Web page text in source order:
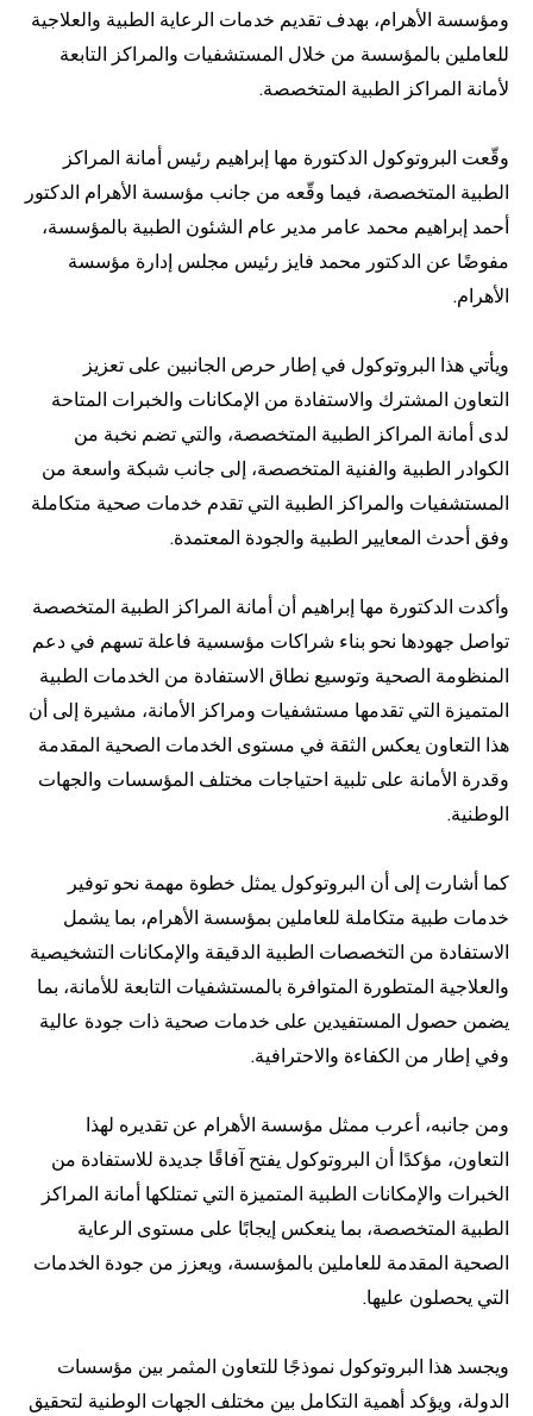
ومؤسسة الأهرام، بهدف تقديم خدمات الرعاية الطبية والعلاجية
للعاملين بالمؤسسة من خلال المستشفيات والمراكز التابعة
لأمانة المراكز الطبية المتخصصة.
وقّعت البروتوكول الدكتورة مها إبراهيم رئيس أمانة المراكز
الطبية المتخصصة، فيما وقّعه من جانب مؤسسة الأهرام الدكتور
أحمد إبراهيم محمد عامر مدير عام الشئون الطبية بالمؤسسة،
مفوضًا عن الدكتور محمد فايز رئيس مجلس إدارة مؤسسة
الأهرام.
ويأتي هذا البروتوكول في إطار حرص الجانبين على تعزيز
التعاون المشترك والاستفادة من الإمكانات والخبرات المتاحة
لدى أمانة المراكز الطبية المتخصصة، والتي تضم نخبة من
الكوادر الطبية والفنية المتخصصة، إلى جانب شبكة واسعة من
المستشفيات والمراكز الطبية التي تقدم خدمات صحية متكاملة
وفق أحدث المعايير الطبية والجودة المعتمدة.
وأكدت الدكتورة مها إبراهيم أن أمانة المراكز الطبية المتخصصة
تواصل جهودها نحو بناء شراكات مؤسسية فاعلة تسهم في دعم
المنظومة الصحية وتوسيع نطاق الاستفادة من الخدمات الطبية
المتميزة التي تقدمها مستشفيات ومراكز الأمانة، مشيرة إلى أن
هذا التعاون يعكس الثقة في مستوى الخدمات الصحية المقدمة
وقدرة الأمانة على تلبية احتياجات مختلف المؤسسات والجهات
الوطنية.
كما أشارت إلى أن البروتوكول يمثل خطوة مهمة نحو توفير
خدمات طبية متكاملة للعاملين بمؤسسة الأهرام، بما يشمل
الاستفادة من التخصصات الطبية الدقيقة والإمكانات التشخيصية
والعلاجية المتطورة المتوافرة بالمستشفيات التابعة للأمانة، بما
يضمن حصول المستفيدين على خدمات صحية ذات جودة عالية
وفي إطار من الكفاءة والاحترافية.
ومن جانبه، أعرب ممثل مؤسسة الأهرام عن تقديره لهذا
التعاون، مؤكدًا أن البروتوكول يفتح آفاقًا جديدة للاستفادة من
الخبرات والإمكانات الطبية المتميزة التي تمتلكها أمانة المراكز
الطبية المتخصصة، بما ينعكس إيجابًا على مستوى الرعاية
الصحية المقدمة للعاملين بالمؤسسة، ويعزز من جودة الخدمات
التي يحصلون عليها.
ويجسد هذا البروتوكول نموذجًا للتعاون المثمر بين مؤسسات
الدولة، ويؤكد أهمية التكامل بين مختلف الجهات الوطنية لتحقيق